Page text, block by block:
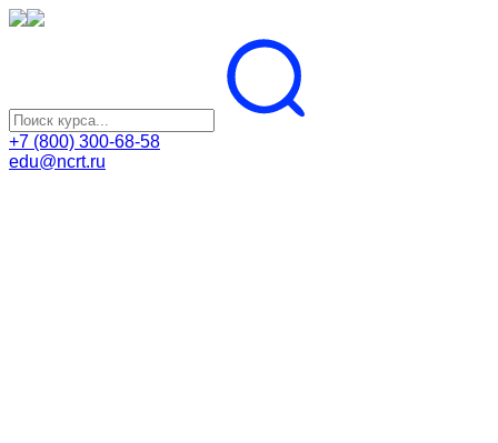
+7 (800) 300-68-58
edu@ncrt.ru